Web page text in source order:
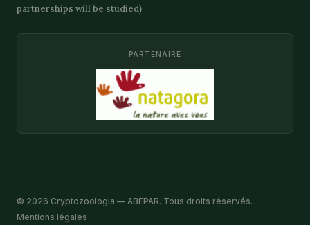
partnerships will be studied)
PARTENAIRE
© 2026 Cryptozoologia — ABEPAR. Tous droits réservés.
Mentions légales